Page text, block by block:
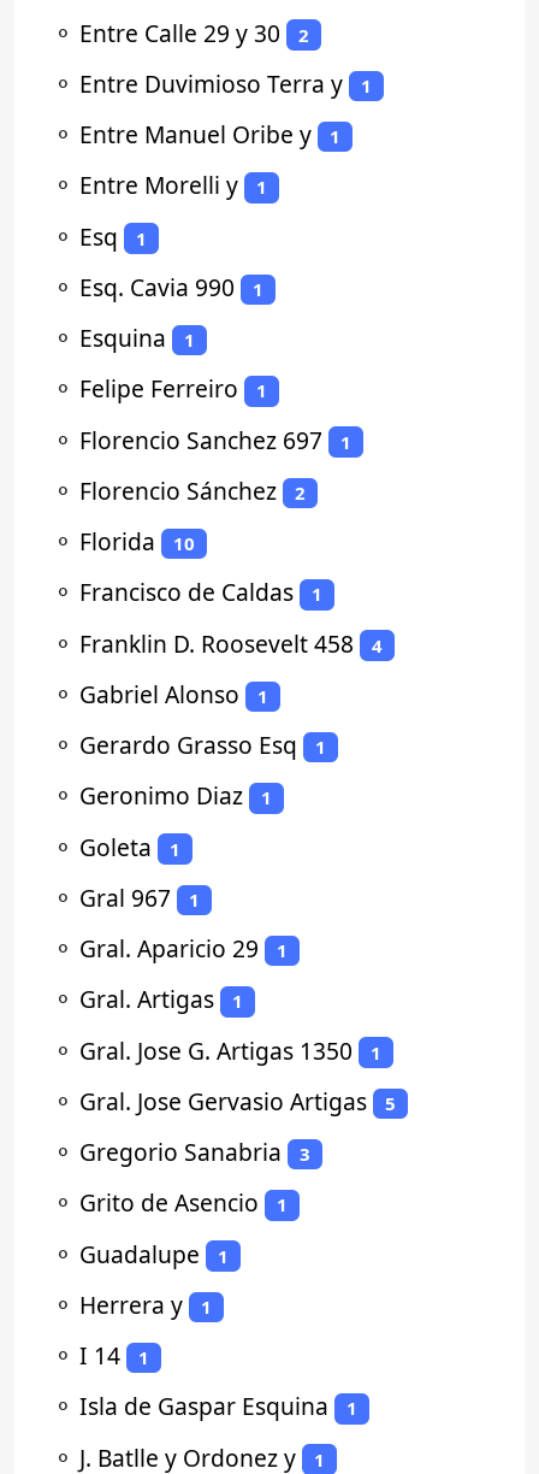
⚬ Entre Calle 29 y 30 2
⚬ Entre Duvimioso Terra y 1
⚬ Entre Manuel Oribe y 1
⚬ Entre Morelli y 1
⚬ Esq 1
⚬ Esq. Cavia 990 1
⚬ Esquina 1
⚬ Felipe Ferreiro 1
⚬ Florencio Sanchez 697 1
⚬ Florencio Sánchez 2
⚬ Florida 10
⚬ Francisco de Caldas 1
⚬ Franklin D. Roosevelt 458 4
⚬ Gabriel Alonso 1
⚬ Gerardo Grasso Esq 1
⚬ Geronimo Diaz 1
⚬ Goleta 1
⚬ Gral 967 1
⚬ Gral. Aparicio 29 1
⚬ Gral. Artigas 1
⚬ Gral. Jose G. Artigas 1350 1
⚬ Gral. Jose Gervasio Artigas 5
⚬ Gregorio Sanabria 3
⚬ Grito de Asencio 1
⚬ Guadalupe 1
⚬ Herrera y 1
⚬ I 14 1
⚬ Isla de Gaspar Esquina 1
⚬ J. Batlle y Ordonez y 1